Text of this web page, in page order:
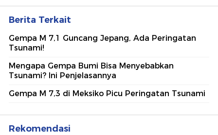
Berita Terkait
Gempa M 7,1 Guncang Jepang, Ada Peringatan
Tsunami!
Mengapa Gempa Bumi Bisa Menyebabkan
Tsunami? Ini Penjelasannya
Gempa M 7,3 di Meksiko Picu Peringatan Tsunami
Rekomendasi